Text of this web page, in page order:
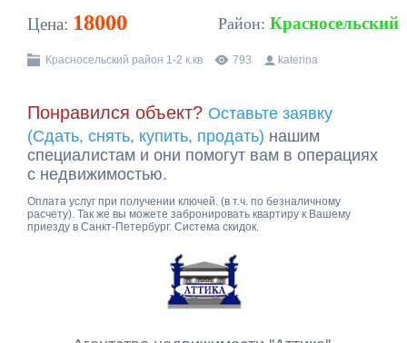
Цена: 18000 Район: Красносельский
Красносельский район 1-2 к.кв 793 katerina
Понравился объект? Оставьте заявку
(Сдать, снять, купить, продать) нашим
специалистам и они помогут вам в операциях
с недвижимостью.
Оплата услуг при получении ключей. (в т.ч. по безналичному
расчету). Так же вы можете забронировать квартиру к Вашему
приезду в Санкт-Петербург. Система скидок.